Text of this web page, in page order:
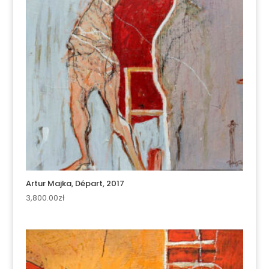
Artur Majka, Départ, 2017
3,800.00zł